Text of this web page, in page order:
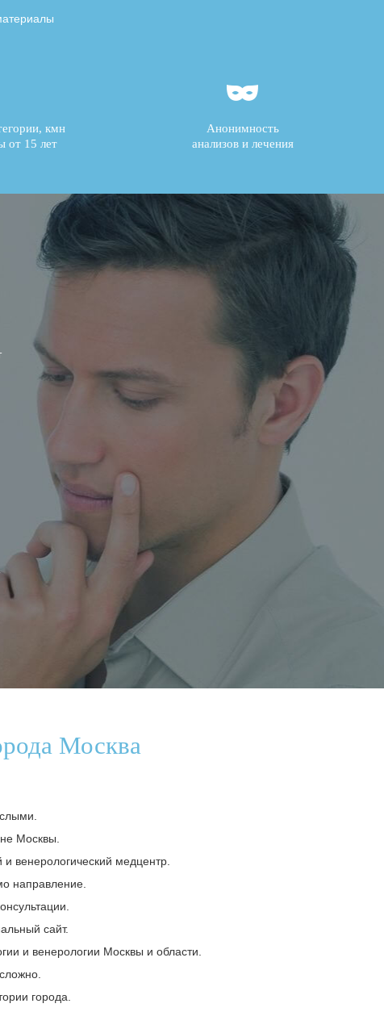
кмн
от 15 лет
Анонимность
анализов и лечения
Москва
Москвы.
венерологический медцентр.
направление.
сайт.
и венерологии Москвы и области.
города.